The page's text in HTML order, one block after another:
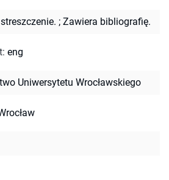
; Zawiera bibliografię.
: eng
Uniwersytetu Wrocławskiego